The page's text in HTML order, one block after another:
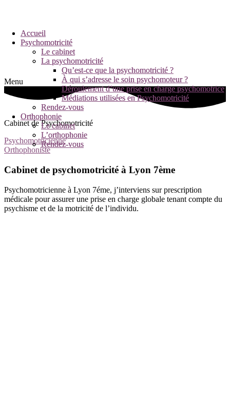
Accueil
Psychomotricité
Le cabinet
La psychomotricité
Qu’est-ce que la psychomotricité ?
À qui s’adresse le soin psychomoteur ?
Déroulement d’une prise en charge psychomotrice
Médiations utilisées en Psychomotricité
Rendez-vous
Orthophonie
Le cabinet
L’orthophonie
Rendez-vous
Menu
Accueil
Psychomotricité
Le cabinet
La psychomotricité
Qu’est-ce que la psychomotricité ?
À qui s’adresse le soin psychomoteur ?
Déroulement d’une prise en charge psychomotrice
Médiations utilisées en Psychomotricité
Rendez-vous
Orthophonie
Le cabinet
L’orthophonie
Rendez-vous
Cabinet de Psychomotricité
Psychomotricienne
Orthophoniste
Cabinet de psychomotricité à Lyon 7ème
Psychomotricienne à Lyon 7éme, j’interviens sur prescription
médicale pour assurer une prise en charge globale tenant compte du
psychisme et de la motricité de l’individu.